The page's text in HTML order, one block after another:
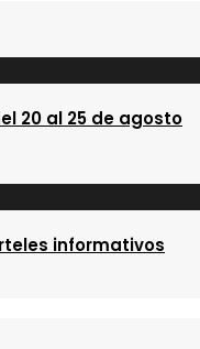
20 al 25 de agosto
informativos